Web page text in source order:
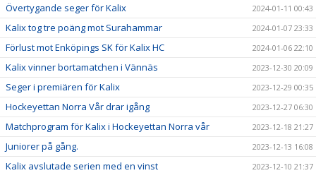
Övertygande seger för Kalix 2024-01-11 00:43
Kalix tog tre poäng mot Surahammar 2024-01-07 23:33
Förlust mot Enköpings SK för Kalix HC 2024-01-06 22:10
Kalix vinner bortamatchen i Vännäs 2023-12-30 20:09
Seger i premiären för Kalix 2023-12-29 00:35
Hockeyettan Norra Vår drar igång 2023-12-27 06:30
Matchprogram för Kalix i Hockeyettan Norra vår 2023-12-18 21:27
Juniorer på gång. 2023-12-13 16:08
Kalix avslutade serien med en vinst 2023-12-10 21:37